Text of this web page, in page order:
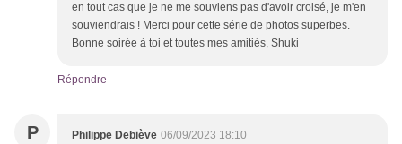
en tout cas que je ne me souviens pas d'avoir croisé, je m'en
souviendrais ! Merci pour cette série de photos superbes.
Bonne soirée à toi et toutes mes amitiés, Shuki
Répondre
P Philippe Debiève 06/09/2023 18:10